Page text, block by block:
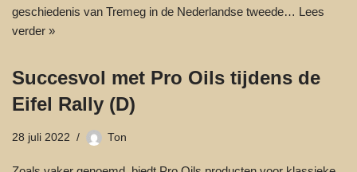
geschiedenis van Tremeg in de Nederlandse tweede… Lees
verder »
Succesvol met Pro Oils tijdens de
Eifel Rally (D)
28 juli 2022 Ton